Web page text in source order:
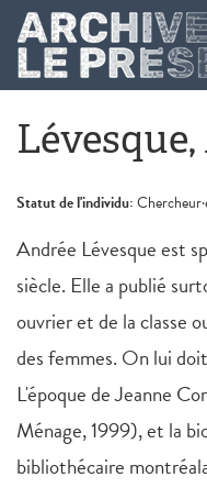
Aller au contenu principal
Statut de l'individu:
Andrée Lévesque est
siècle. Elle a publié
ouvrier et de la classe
des femmes. On lui
L'époque de Jeanne
Ménage, 1999), et la
bibliothécaire